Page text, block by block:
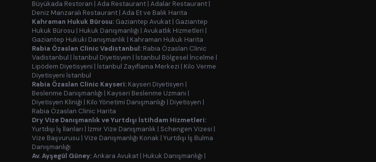
Büyükada Restoran | Ada Restaurant | Adalar Restaurant |
Deniz Manzaralı Restaurant | Ada Et ve Balık Harita
Kahraman Hukuk Bürosu: Gaziantep Avukat | Gaziantep
Hukuk Bürosu | Hukuk Danışmanlığı | Avukatlık Hizmetleri |
Gaziantep Hukuki Danışmanlık | Kahraman Hukuk Harita
Rabia Özaslan Clinic Vadistanbul: Rabia Özaslan Clinic
Vadistanbul | İstanbul Diyetisyen | İstanbul Bölgesel İncelme |
Lipödem Diyetisyeni | İstanbul Zayıflama Merkezi | Kilo Verme
Diyetisyeni İstanbul
Rabia Özaslan Clinic Kayseri: Kayseri Diyetisyen |
Beslenme Danışmanlığı | Kayseri Beslenme Uzmanı |
Diyetisyen Kliniği | Kilo Yönetimi Danışmanlığı | Diyetisyen |
Rabia Özaslan Clinic Harita
Dry Vize Danışmanlık ve Yurtdışı İstihdam Hizmetleri:
Yurtdışı İş İlanları | İzmir Vize Danışmanlık | Schengen Vizesi |
Vize Başvurusu | Vize Danışmanlığı Konak | Yurtdışı İş Bulma
Danışmanlığı
Av. Ayşegül Güney:Ankara Avukat | Hukuk Danışmanlığı |